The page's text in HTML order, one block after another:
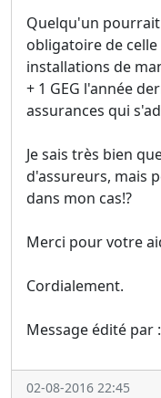
Quelqu'un
obligatoire de celle
installations de
+ 1 GEG l'année
assurances qui
Je sais très bien
d'assureurs, mais
dans mon cas!?
Merci pour votre
Cordialement.
Message édité par
02-08-2016 22:45